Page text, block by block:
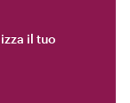
il tuo